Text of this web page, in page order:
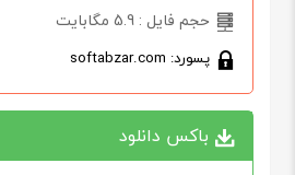
حجم فایل : 5.9 مگابایت
پسورد: softabzar.com
باکس دانلود